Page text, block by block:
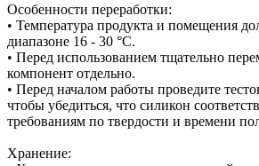
Особенности переработки:
• Температура продукта и помещения
диапазоне 16 - 30 °C.
• Перед использованием тщательно
компонент отдельно.
• Перед началом работы проведите
чтобы убедиться, что силикон
требованиям по твердости и времени
Хранение: